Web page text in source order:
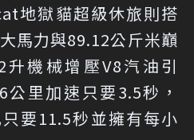
地獄貓超級休旅則搭
馬力與89.12公斤米巔
機械增壓V8汽油引
里加速只要3.5秒，
要11.5秒並擁有每小